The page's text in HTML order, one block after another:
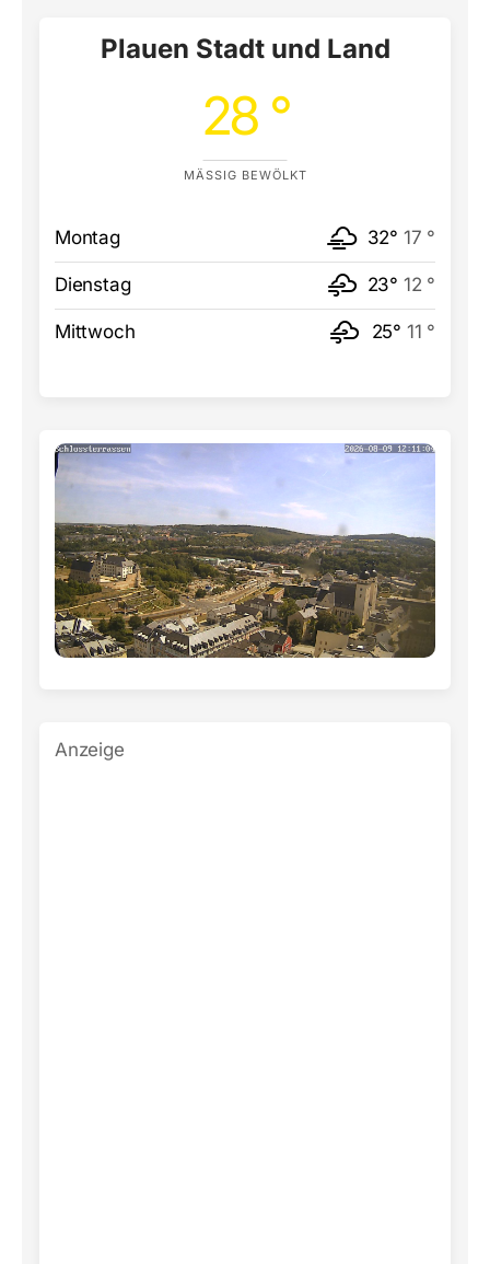
Plauen Stadt und Land
28 °
MÄSSIG BEWÖLKT
Montag 32° 17 °
Dienstag 23° 12 °
Mittwoch 25° 11 °
Anzeige